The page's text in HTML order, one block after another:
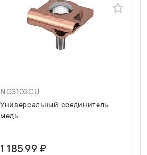
NG3103CU
Универсальный соединитель,
медь
1 185.99 ₽